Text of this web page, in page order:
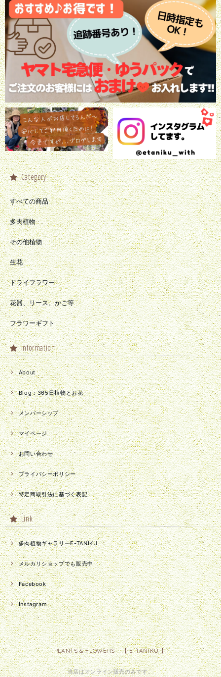
Category
すべての商品
多肉植物
その他植物
生花
ドライフラワー
花器、リース、かご等
フラワーギフト
Information
About
Blog：365日植物とお花
メンバーシップ
マイページ
お問い合わせ
プライバシーポリシー
特定商取引法に基づく表記
Link
多肉植物ギャラリーE-TANIKU
メルカリショップでも販売中
Facebook
Instagram
PLANTS & FLOWERS 【 E-TANIKU 】
当店はオンライン販売のみです。